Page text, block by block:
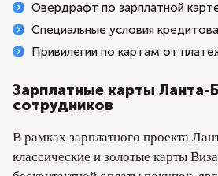
Овердрафт по зарплатной
Специальные условия
Привилегии по картам от
Зарплатные карты Ланта-
сотрудников
В рамках зарплатного проекта
классические и золотые карты